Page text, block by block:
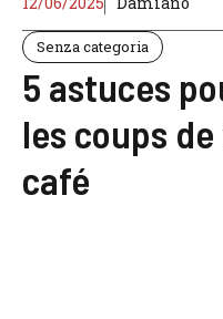
Senza categoria
5 astuces
les coups
café